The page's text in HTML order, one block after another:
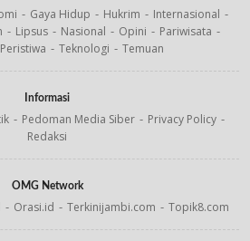
Gaya Hidup Hukrim
Internasional
Lipsus Nasional Opini
Pariwisata
Peristiwa Teknologi Temuan
Informasi
Pedoman Media Siber
Privacy Policy
Redaksi
OMG Network
Orasi.id Terkinijambi.com Topik8.com